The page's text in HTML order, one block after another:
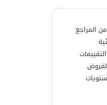
المراجع